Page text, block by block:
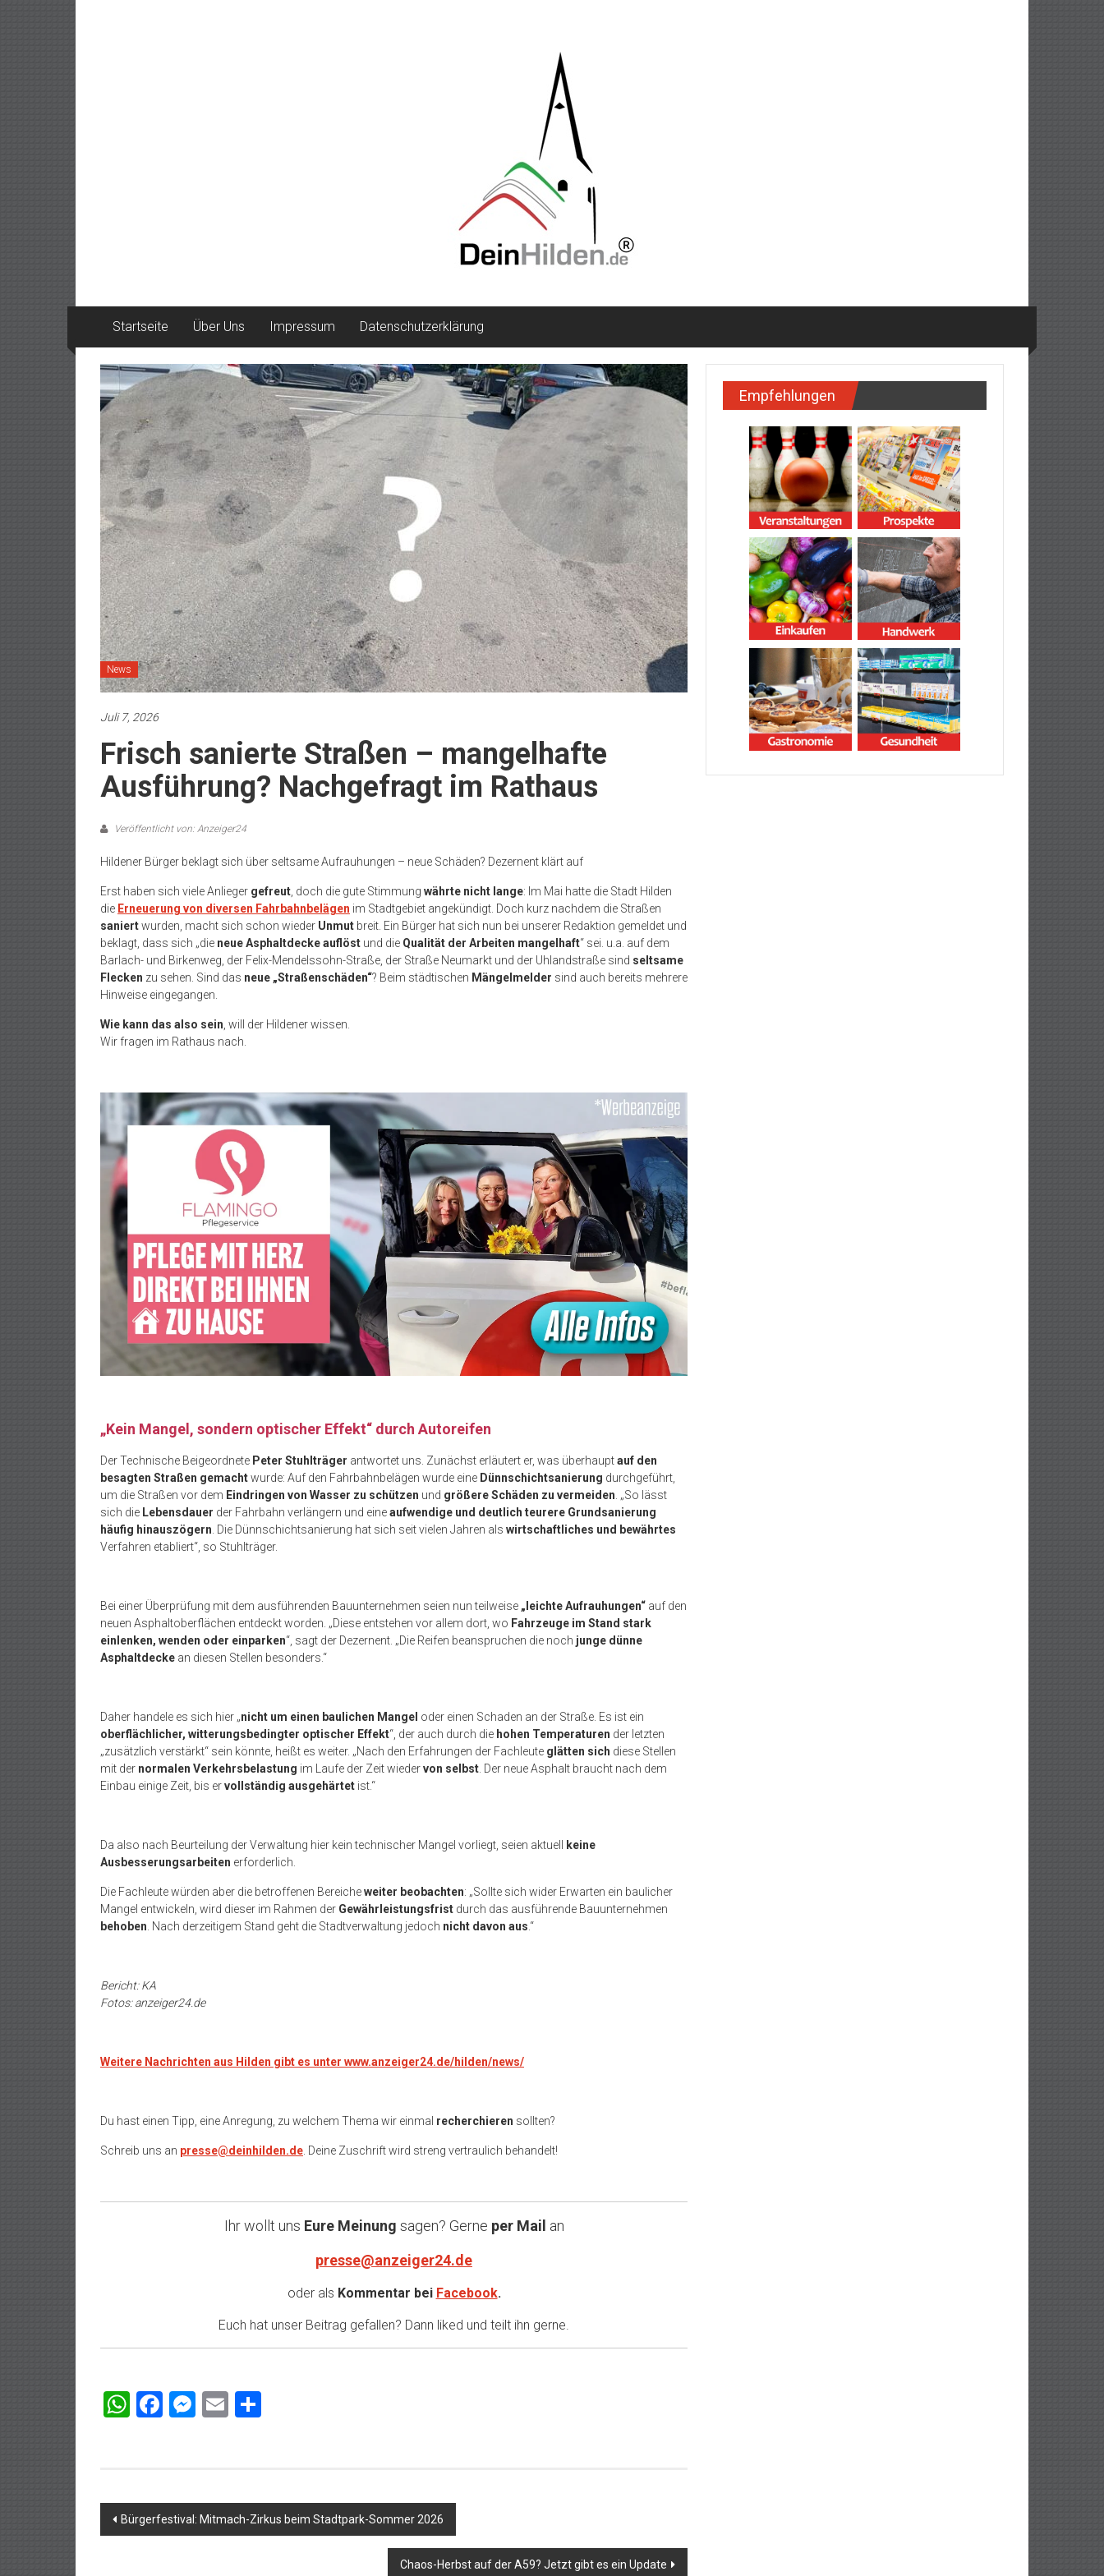
Startseite Über Uns Impressum Datenschutzerklärung
News
Juli 7, 2026
Frisch sanierte Straßen – mangelhafte
Ausführung? Nachgefragt im Rathaus
Veröffentlicht von: Anzeiger24
Hildener Bürger beklagt sich über seltsame Aufrauhungen – neue Schäden? Dezernent klärt auf
Erst haben sich viele Anlieger gefreut , doch die gute Stimmung währte nicht lange: Im Mai hatte die Stadt Hilden
die Erneuerung von diversen Fahrbahnbelägen im Stadtgebiet angekündigt. Doch kurz nachdem die Straßen
saniertwurden, macht sich schon wieder Unmut breit. Ein Bürger hat sich nun bei unserer Redaktion gemeldet und
beklagt, dass sich „die neue Asphaltdecke auflöst und die Qualität der Arbeiten mangelhaft“ sei. u.a. auf dem
Barlach- und Birkenweg, der Felix-Mendelssohn-Straße, der Straße Neumarkt und der Uhlandstraße sind seltsame
Flecken zu sehen. Sind das neue „Straßenschäden“? Beim städtischen Mängelmelder sind auch bereits mehrere
Hinweise eingegangen.
Wie kann das also sein , will der Hildener wissen.
Wir fragen im Rathaus nach.
„Kein Mangel, sondern optischer Effekt“ durch Autoreifen
Der Technische Beigeordnete Peter Stuhlträger antwortet uns. Zunächst erläutert er, was überhauptauf den
besagten Straßen gemachtwurde: Auf den Fahrbahnbelägen wurde eine Dünnschichtsanierung durchgeführt,
um die Straßen vor dem Eindringen von Wasser zu schützen und größere Schäden zu vermeiden. „So lässt
sich die Lebensdauer der Fahrbahn verlängern und eineaufwendige und deutlich teurere Grundsanierung
häufig hinauszögern. Die Dünnschichtsanierung hat sich seit vielen Jahren als wirtschaftliches und bewährtes
Verfahren etabliert“, so Stuhlträger.
Bei einer Überprüfung mit dem ausführenden Bauunternehmen seien nun teilweise „leichte Aufrauhungen“ auf den
neuen Asphaltoberflächen entdeckt worden. „Diese entstehen vor allem dort, wo Fahrzeuge im Stand stark
einlenken, wenden oder einparken“, sagt der Dezernent. „Die Reifen beanspruchen die noch junge dünne
Asphaltdecke an diesen Stellen besonders.“
Daher handele es sich hier „nicht um einen baulichen Mangel oder einen Schaden an der Straße. Es ist ein
oberflächlicher, witterungsbedingter optischer Effekt“, der auch durch die hohen Temperaturen der letzten
„zusätzlich verstärkt“ sein könnte, heißt es weiter. „Nach den Erfahrungen der Fachleute glätten sich diese Stellen
mit der normalen Verkehrsbelastung im Laufe der Zeit wiedervon selbst. Der neue Asphalt braucht nach dem
Einbau einige Zeit, bis ervollständig ausgehärtet ist.“
Da also nach Beurteilung der Verwaltung hier kein technischer Mangel vorliegt, seien aktuell
keine
Ausbesserungsarbeiten erforderlich.
Die Fachleute würden aber die betroffenen Bereicheweiter beobachten: „Sollte sich wider Erwarten ein baulicher
Mangel entwickeln, wird dieser im Rahmen der Gewährleistungsfrist durch das ausführende Bauunternehmen
behoben. Nach derzeitigem Stand geht die Stadtverwaltung jedoch nicht davon aus.“
Bericht: KA
Fotos: anzeiger24.de
Weitere Nachrichten aus Hilden gibt es unter www.anzeiger24.de/hilden/news/
Du hast einen Tipp, eine Anregung, zu welchem Thema wir einmal recherchieren sollten?
Schreib uns an presse@deinhilden.de. Deine Zuschrift wird streng vertraulich behandelt!
Ihr wollt uns Eure Meinung sagen? Gerne per Mail an
presse@anzeiger24.de
oder als Kommentar bei Facebook.
Euch hat unser Beitrag gefallen? Dann liked und teilt ihn gerne.
WhatsApp
Facebook
Messenger
Email
Beitragsnavigation
Bürgerfestival: Mitmach-Zirkus beim Stadtpark-Sommer 2026
Chaos-Herbst auf der A59? Jetzt gibt es ein Update
Empfehlungen